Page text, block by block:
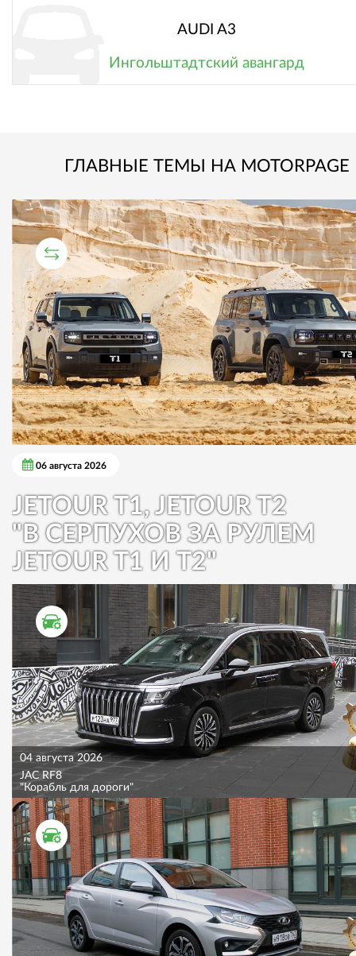
AUDI A3
Ингольштадтский авангард
ГЛАВНЫЕ ТЕМЫ НА MOTORPAGE
СРАВНИТЕЛЬНЫЙ ТЕСТ
06 августа 2026
JETOUR T1, JETOUR T2
"В СЕРПУХОВ ЗА РУЛЕМ
JETOUR T1 И T2"
ТЕСТ ДРАЙВ
04 августа 2026
JAC RF8
"Корабль для дороги"
ТЕСТ ДРАЙВ